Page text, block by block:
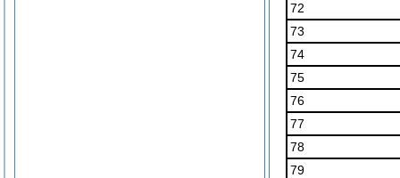
72
73
74
75
76
77
78
79